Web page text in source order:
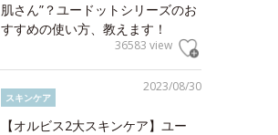
肌さん”？ユードットシリーズのお
すすめの使い方、教えます！
36583 view
2023/08/30
スキンケア
【オルビス2大スキンケア】ユー